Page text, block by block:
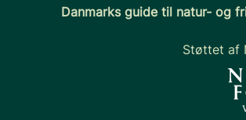
Danmarks guide til natur- og
Støttet af